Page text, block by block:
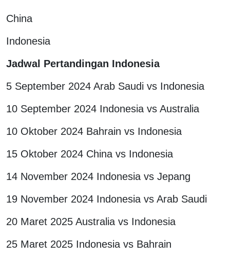
China
Indonesia
Jadwal Pertandingan Indonesia
5 September 2024 Arab Saudi vs Indonesia
10 September 2024 Indonesia vs Australia
10 Oktober 2024 Bahrain vs Indonesia
15 Oktober 2024 China vs Indonesia
14 November 2024 Indonesia vs Jepang
19 November 2024 Indonesia vs Arab Saudi
20 Maret 2025 Australia vs Indonesia
25 Maret 2025 Indonesia vs Bahrain